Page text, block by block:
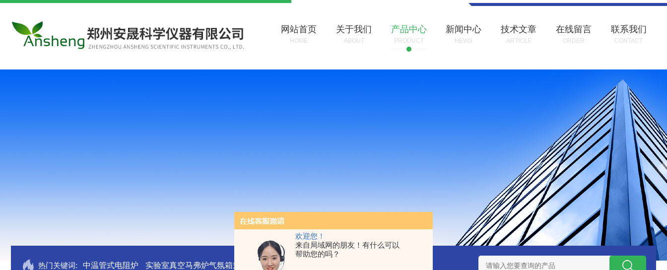
欢迎您！
来自局域网的朋友！有什么可以
帮助您的吗？
网站首页
HOME
关于我们
ABOUT
产品中心
PRODUCT
新闻中心
NEWS
技术文章
ARTICLE
在线留言
ORDER
联系我们
CONTACT
热门关键词: 中温管式电阻炉 实验室真空马弗炉气氛箱式炉厂家 灰分测定马弗炉-郑州安晟科学仪器 SX2-9-17TP高温实验用热失重马弗炉 实验室小型高温马弗炉 陶瓷纤维